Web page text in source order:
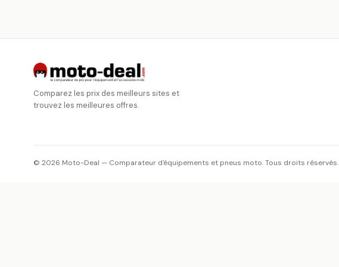
Comparez les prix des meilleurs sites et
trouvez les meilleures offres.
© 2026 Moto-Deal — Comparateur d'équipements et pneus moto. Tous droits réservés.